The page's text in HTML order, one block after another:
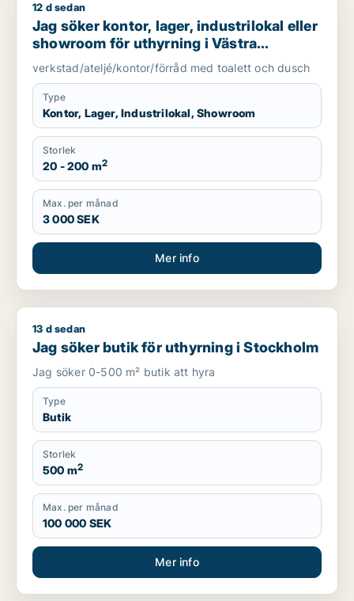
Jag söker kontor, lager, industrilokal eller showroom för
12 d sedan
Jag söker kontor, lager, industrilokal eller
showroom för uthyrning i Västra
Götaland
verkstad/ateljé/kontor/förråd med toalett och dusch
Type
Kontor, Lager, Industrilokal, Showroom
Storlek
20 - 200 m2
Max. per månad
3 000 SEK
Mer info
Jag söker butik för uthyrning i Stockholm
13 d sedan
Jag söker butik för uthyrning i Stockholm
Jag söker 0-500 m² butik att hyra
Type
Butik
Storlek
500 m2
Max. per månad
100 000 SEK
Mer info